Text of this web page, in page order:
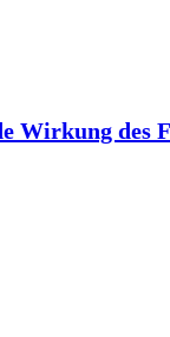
Wirkung des